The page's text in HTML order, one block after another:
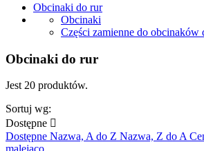
Obcinaki do rur
Obcinaki
Części zamienne do obcinaków
Obcinaki do rur
Jest 20 produktów.
Sortuj wg:
Dostępne 
Dostępne Nazwa, A do Z Nazwa, Z do A